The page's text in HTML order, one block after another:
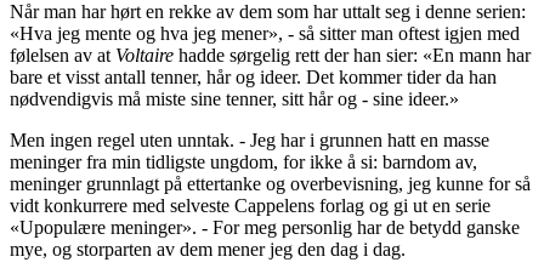
Når man har hørt en rekke av dem som har uttalt seg i denne serien:
«Hva jeg mente og hva jeg mener», - så sitter man oftest igjen med
følelsen av at Voltaire hadde sørgelig rett der han sier: «En mann har
bare et visst antall tenner, hår og ideer. Det kommer tider da han
nødvendigvis må miste sine tenner, sitt hår og - sine ideer.»
Men ingen regel uten unntak. - Jeg har i grunnen hatt en masse
meninger fra min tidligste ungdom, for ikke å si: barndom av,
meninger grunnlagt på ettertanke og overbevisning, jeg kunne for så
vidt konkurrere med selveste Cappelens forlag og gi ut en serie
«Upopulære meninger». - For meg personlig har de betydd ganske
mye, og storparten av dem mener jeg den dag i dag.